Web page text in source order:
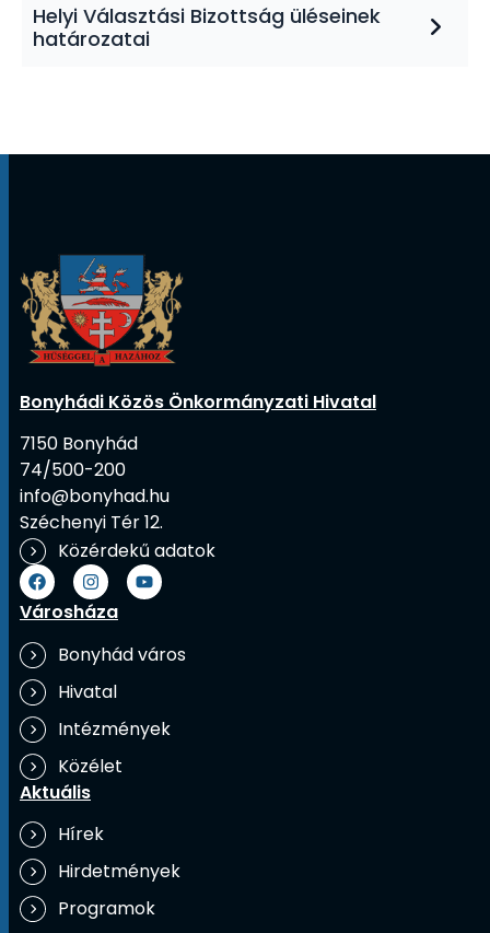
Helyi Választási Bizottság üléseinek
határozatai
Bonyhádi Közös Önkormányzati Hivatal
7150 Bonyhád
74/500-200
info@bonyhad.hu
Széchenyi Tér 12.
Közérdekű adatok
Városháza
Bonyhád város
Hivatal
Intézmények
Közélet
Aktuális
Hírek
Hirdetmények
Programok